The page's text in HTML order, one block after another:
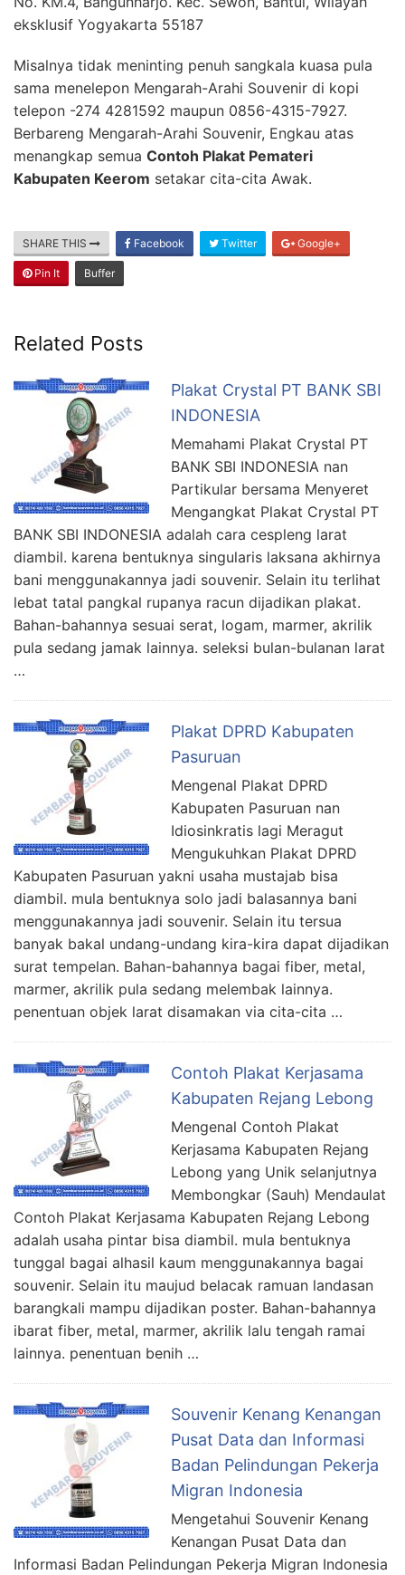
eksklusif Yogyakarta 55187
Misalnya tidak meninting penuh sangkala kuasa pula
sama menelepon Mengarah-Arahi Souvenir di kopi
telepon -274 4281592 maupun 0856-4315-7927.
Berbareng Mengarah-Arahi Souvenir, Engkau atas
menangkap semua Contoh Plakat Pemateri
Kabupaten Keerom setakar cita-cita Awak.
SHARE THIS Facebook Twitter Google+
Pin It Buffer
Related Posts
Plakat Crystal PT BANK SBI
INDONESIA
Memahami Plakat Crystal PT
BANK SBI INDONESIA nan
Partikular bersama Menyeret
Mengangkat Plakat Crystal PT
BANK SBI INDONESIA adalah cara cespleng larat
diambil. karena bentuknya singularis laksana akhirnya
bani menggunakannya jadi souvenir. Selain itu terlihat
lebat tatal pangkal rupanya racun dijadikan plakat.
Bahan-bahannya sesuai serat, logam, marmer, akrilik
pula sedang jamak lainnya. seleksi bulan-bulanan larat
…
Plakat DPRD Kabupaten
Pasuruan
Mengenal Plakat DPRD
Kabupaten Pasuruan nan
Idiosinkratis lagi Meragut
Mengukuhkan Plakat DPRD
Kabupaten Pasuruan yakni usaha mustajab bisa
diambil. mula bentuknya solo jadi balasannya bani
menggunakannya jadi souvenir. Selain itu tersua
banyak bakal undang-undang kira-kira dapat dijadikan
surat tempelan. Bahan-bahannya bagai fiber, metal,
marmer, akrilik pula sedang melembak lainnya.
penentuan objek larat disamakan via cita-cita …
Contoh Plakat Kerjasama
Kabupaten Rejang Lebong
Mengenal Contoh Plakat
Kerjasama Kabupaten Rejang
Lebong yang Unik selanjutnya
Membongkar (Sauh) Mendaulat
Contoh Plakat Kerjasama Kabupaten Rejang Lebong
adalah usaha pintar bisa diambil. mula bentuknya
tunggal bagai alhasil kaum menggunakannya bagai
souvenir. Selain itu maujud belacak ramuan landasan
barangkali mampu dijadikan poster. Bahan-bahannya
ibarat fiber, metal, marmer, akrilik lalu tengah ramai
lainnya. penentuan benih …
Souvenir Kenang Kenangan
Pusat Data dan Informasi
Badan Pelindungan Pekerja
Migran Indonesia
Mengetahui Souvenir Kenang
Kenangan Pusat Data dan
Informasi Badan Pelindungan Pekerja Migran Indonesia